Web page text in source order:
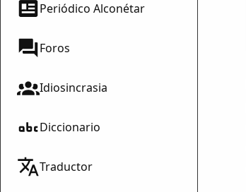
Periódico Alconétar
Foros
Idiosincrasia
Diccionario
Traductor